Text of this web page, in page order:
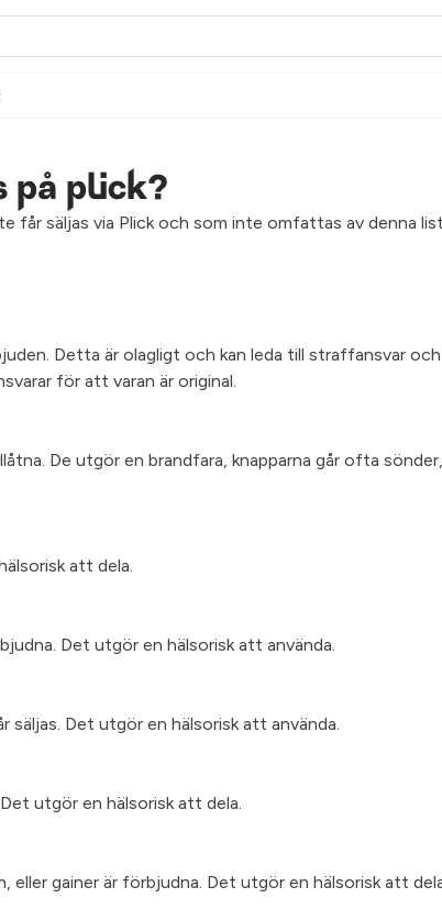
på plick?
får säljas via Plick och som inte omfattas av denna
Detta är olagligt och kan leda till straffansvar och
för att varan är original.
De utgör en brandfara, knapparna går ofta
att dela.
Det utgör en hälsorisk att använda.
säljas. Det utgör en hälsorisk att använda.
utgör en hälsorisk att dela.
gainer är förbjudna. Det utgör en hälsorisk att